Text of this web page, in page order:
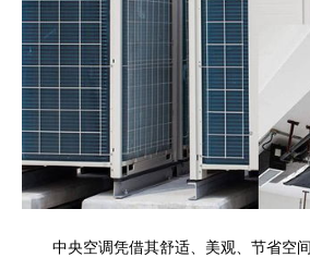
中央空调凭借其舒适、美观、节省空